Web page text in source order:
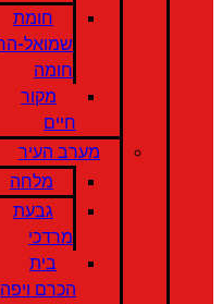
חומת
שמואל-
חומה
מקור
חיים
מערב העיר
מלחה
גבעת
מרדכי
בית
הכרם ויפה